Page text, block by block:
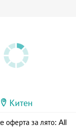
Китен
оферта за лято: All